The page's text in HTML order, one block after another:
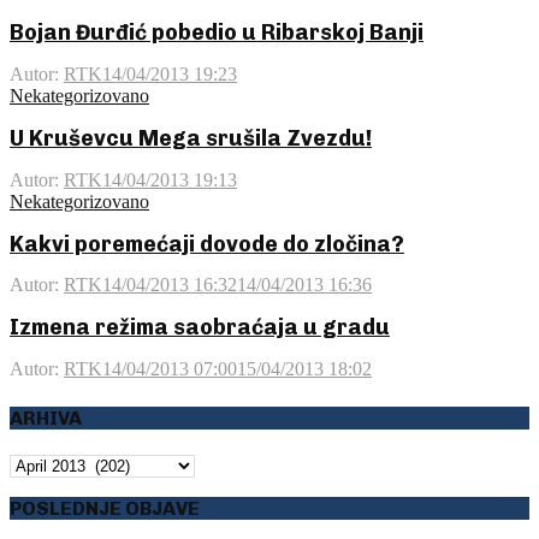
Bojan Đurđić pobedio u Ribarskoj Banji
Autor: RTK14/04/2013 19:23
Nekategorizovano
U Kruševcu Mega srušila Zvezdu!
Autor: RTK14/04/2013 19:13
Nekategorizovano
Kakvi poremećaji dovode do zločina?
Autor: RTK14/04/2013 16:3214/04/2013 16:36
Izmena režima saobraćaja u gradu
Autor: RTK14/04/2013 07:0015/04/2013 18:02
ARHIVA
ARHIVA
POSLEDNJE OBJAVE